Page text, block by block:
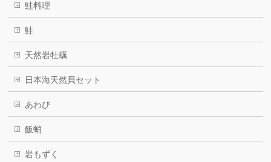
鮭料理
鮭
天然岩牡蠣
日本海天然貝セット
あわび
飯蛸
岩もずく